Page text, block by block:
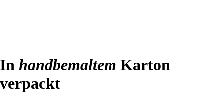
In handbemaltem Karton
verpackt